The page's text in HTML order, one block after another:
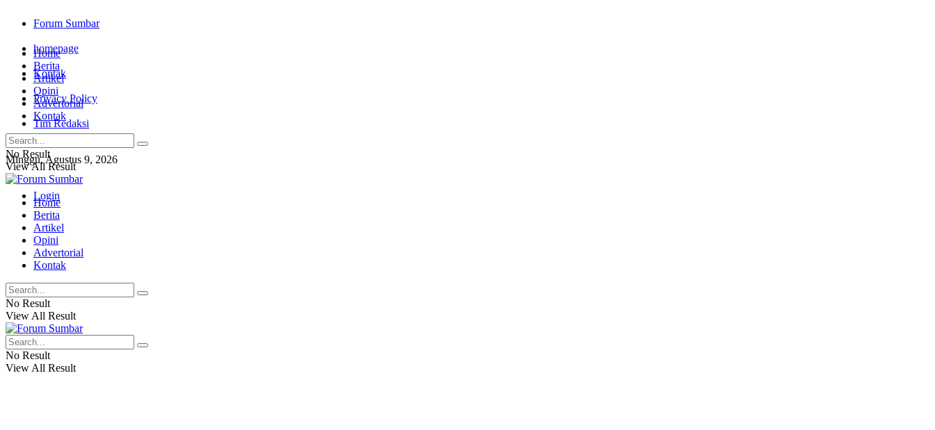
Forum Sumbar
homepage
Kontak
Privacy Policy
Tim Redaksi
Minggu, Agustus 9, 2026
Login
Home
Berita
Artikel
Opini
Advertorial
Kontak
No Result
View All Result
Home
Berita
Artikel
Opini
Advertorial
Kontak
No Result
View All Result
No Result
View All Result